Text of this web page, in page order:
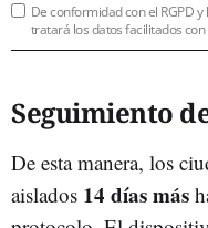
De conformidad con el RGPD y
tratará los datos facilitados
Seguimiento
De esta manera, los
aislados 14 días más